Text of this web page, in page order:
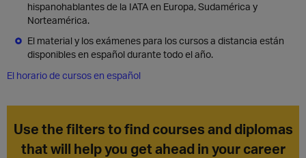
hispanohablantes de la IATA en Europa, Sudamérica y
Norteamérica.
El material y los exámenes para los cursos a distancia están
disponibles en español durante todo el año.
El horario de cursos en español
Use the filters to find courses and diplomas
that will help you get ahead in your career